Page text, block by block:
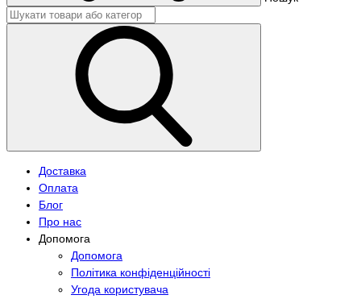
Доставка
Оплата
Блог
Про нас
Допомога
Допомога
Політика конфіденційності
Угода користувача